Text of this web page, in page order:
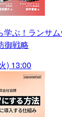
学ぶ！ランサ
御戦略
) 13:00